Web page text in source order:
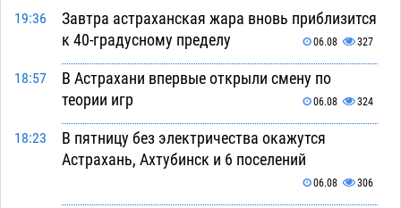
19:36
Завтра астраханская жара вновь приблизится
к 40-градусному пределу
06.08 327
18:57
В Астрахани впервые открыли смену по
теории игр
06.08 324
18:23
В пятницу без электричества окажутся
Астрахань, Ахтубинск и 6 поселений
06.08 306